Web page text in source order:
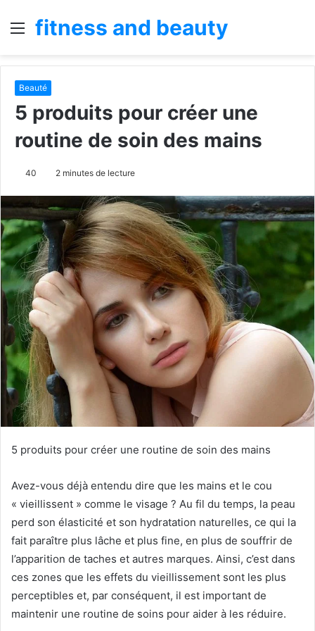
Menu
fitness and beauty
Beauté
5 produits pour créer une
routine de soin des mains
40 2 minutes de lecture
5 produits pour créer une routine de soin des mains
Avez-vous déjà entendu dire que les mains et le cou
« vieillissent » comme le visage ? Au fil du temps, la peau
perd son élasticité et son hydratation naturelles, ce qui la
fait paraître plus lâche et plus fine, en plus de souffrir de
l’apparition de taches et autres marques. Ainsi, c’est dans
ces zones que les effets du vieillissement sont les plus
perceptibles et, par conséquent, il est important de
maintenir une routine de soins pour aider à les réduire.